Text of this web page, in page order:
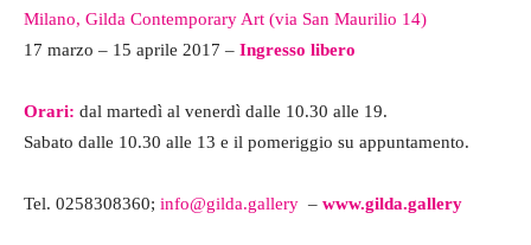
Milano, Gilda Contemporary Art (via San Maurilio 14)
17 marzo – 15 aprile 2017 – Ingresso libero
Orari: dal martedì al venerdì dalle 10.30 alle 19.
Sabato dalle 10.30 alle 13 e il pomeriggio su appuntamento.
Tel. 0258308360; info@gilda.gallery – www.gilda.gallery